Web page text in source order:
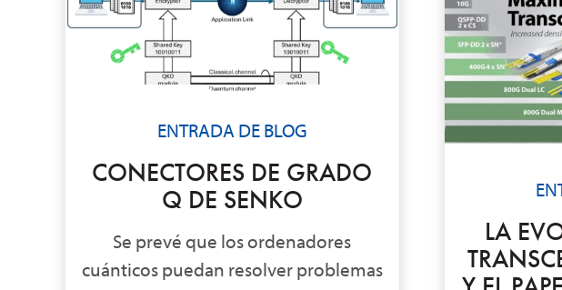
ENTRADA DE BLOG
CONECTORES DE GRADO
Q DE SENKO
Se prevé que los ordenadores
cuánticos puedan resolver problemas
LA